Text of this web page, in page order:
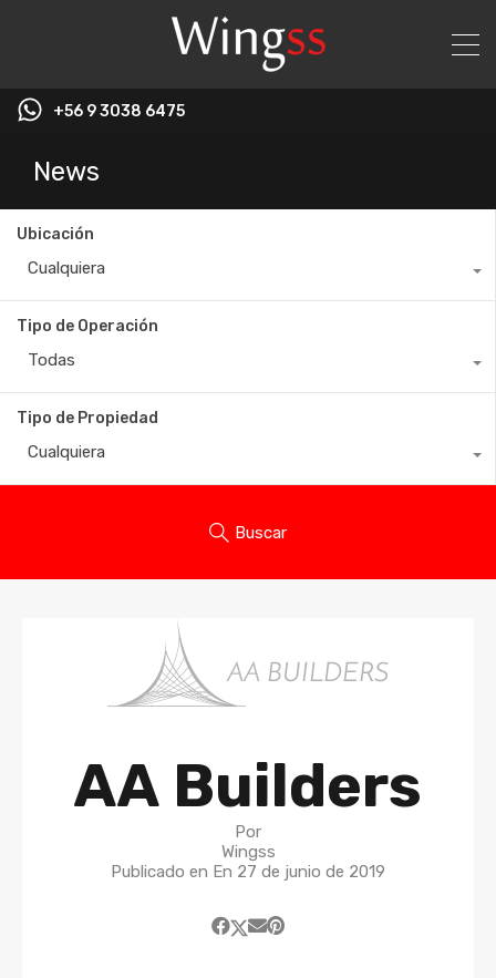
+56 9 3038 6475
News
Ubicación
Cualquiera
Tipo de Operación
Todas
Tipo de Propiedad
Cualquiera
Buscar
AA Builders
Por
Wingss
Publicado en En 27 de junio de 2019